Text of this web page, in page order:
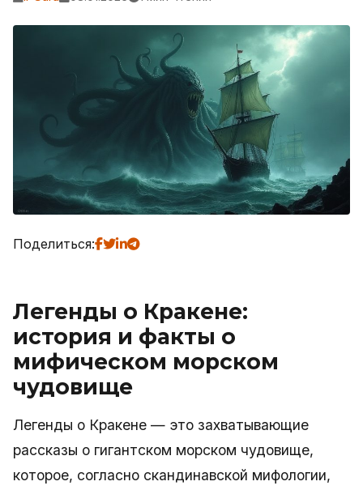
Поделиться:
Легенды о Кракене:
история и факты о
мифическом морском
чудовище
Легенды о Кракене — это захватывающие
рассказы о гигантском морском чудовище,
которое, согласно скандинавской мифологии,